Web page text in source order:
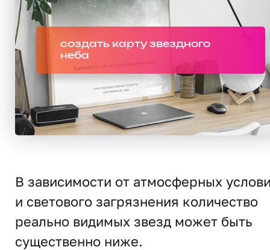
создать карту звездного
неба
В зависимости от атмосферных
и светового загрязнения количество
реально видимых звезд может быть
существенно ниже.